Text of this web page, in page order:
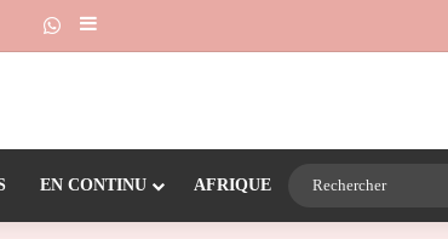
Dailymotion
Suivre la chaîne 24heureinfo sur WhatsApp
Sidebar (barre latérale)
EN CONTINU AFRIQUE